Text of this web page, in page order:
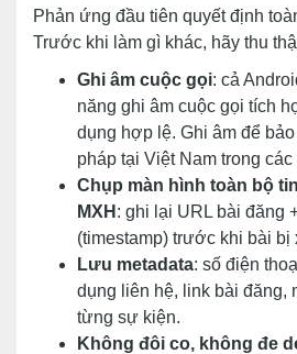
Phản ứng đầu tiên quyết định
Trước khi làm gì khác, hãy thu
Ghi âm cuộc gọi: cả
năng ghi âm cuộc gọi tích
dụng hợp lệ. Ghi âm để
pháp tại Việt Nam trong
Chụp màn hình toàn bộ
MXH : ghi lại URL bài đăng
(timestamp) trước khi bài bị
Lưu metadata: số điện
dụng liên hệ, link bài đăng,
từng sự kiện.
Không đôi co, không đe